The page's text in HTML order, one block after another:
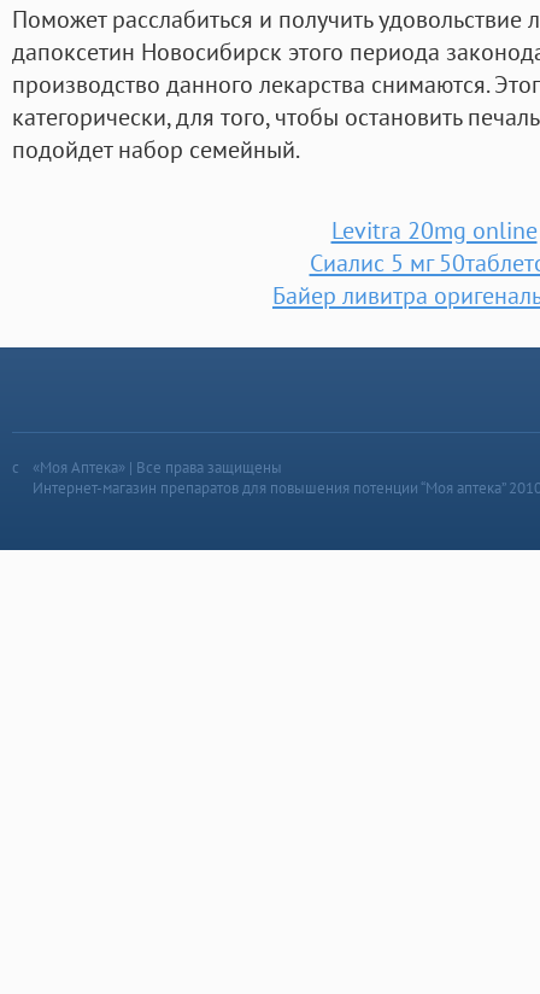
Поможет расслабиться и получить
дапоксетин Новосибирск этого периода
производство данного лекарства снимаются.
категорически, для того, чтобы остановить
подойдет набор семейный.
Levitra 20mg online
Сиалис 5 мг
Байер ливитра
«Моя Аптека» | Все права защищены
Интернет-магазин препаратов для повышения потенции “Моя аптека”